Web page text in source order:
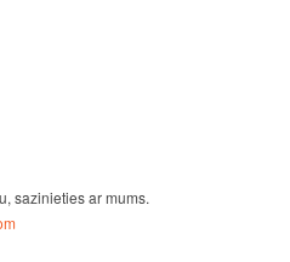
sazinieties ar mums.